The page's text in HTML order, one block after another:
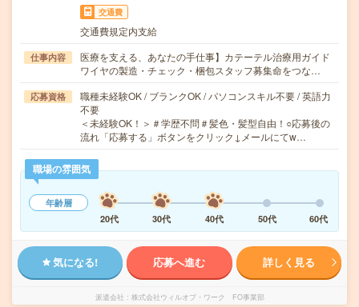
交通費
交通費規定内支給
仕事内容
医療を支える、あなたの手仕事】カテーテル治療用ガイド
ワイヤの製造・チェック・梱包スタッフ募集命をつな…
応募資格
職種未経験OK / ブランクOK / パソコンスキル不要 / 英語力
不要
＜未経験OK！＞＃学歴不問＃髪色・髪型自由！○応募後の
流れ「応募する」ボタンをクリック↓メールにてw…
職場の雰囲気
年齢層
20代
30代 40代 50代 60代
気になる! 応募へ進む 詳しく見る
派遣会社 株式会社ウィルオブ・ワーク FO事業部